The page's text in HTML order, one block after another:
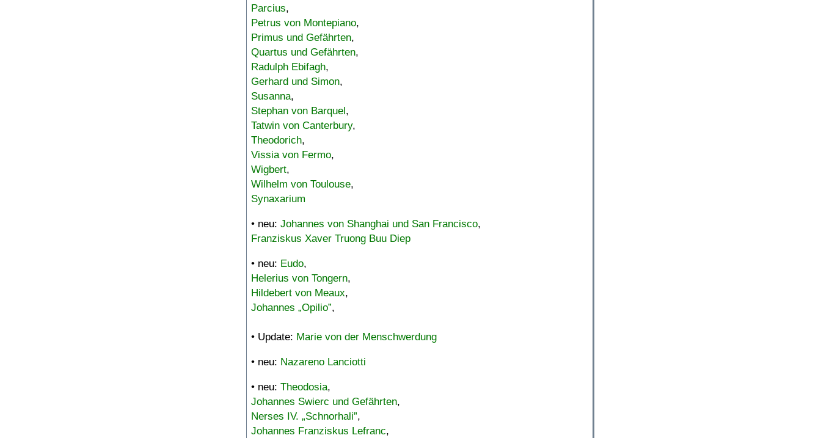
Parcius,
Petrus von Montepiano,
Primus und Gefährten,
Quartus und Gefährten,
Radulph Ebifagh,
Gerhard und Simon,
Susanna,
Stephan von Barquel,
Tatwin von Canterbury,
Theodorich,
Vissia von Fermo,
Wigbert,
Wilhelm von Toulouse,
Synaxarium
• neu: Johannes von Shanghai und San Francisco,
Franziskus Xaver Truong Buu Diep
• neu: Eudo,
Helerius von Tongern,
Hildebert von Meaux,
Johannes „Opilio”,
• Update: Marie von der Menschwerdung
• neu: Nazareno Lanciotti
• neu: Theodosia,
Johannes Swierc und Gefährten,
Nerses IV. „Schnorhali”,
Johannes Franziskus Lefranc,